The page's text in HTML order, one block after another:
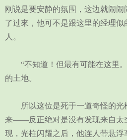
刚说是要安静的氛围，这边就闹
了过來，他可不是跟这里的经理
人。
“不知道！但最有可能在这里。
的土地。
所以这位是死于一道奇怪的光
来——反正绝对是没有发现来自太
现，光柱闪耀之后，他连人带悬